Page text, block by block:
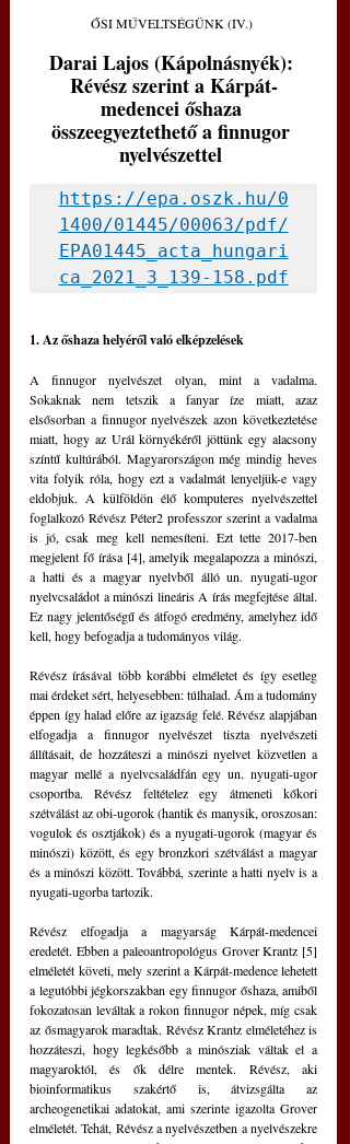
ŐSI MŰVELTSÉGÜNK (IV.)
Darai Lajos (Kápolnásnyék):
Révész szerint a Kárpát-
medencei őshaza
összeegyeztethető a finnugor
nyelvészettel
https://epa.oszk.hu/0
1400/01445/00063/pdf/
EPA01445_acta_hungari
ca_2021_3_139-158.pdf
1. Az őshaza helyéről való elképzelések
A finnugor nyelvészet olyan, mint a vadalma.
Sokaknak nem tetszik a fanyar íze miatt, azaz
elsősorban a finnugor nyelvészek azon következtetése
miatt, hogy az Urál környékéről jöttünk egy alacsony
színtű kultúrából. Magyarországon még mindig heves
vita folyik róla, hogy ezt a vadalmát lenyeljük-e vagy
eldobjuk. A külföldön élő komputeres nyelvészettel
foglalkozó Révész Péter2 professzor szerint a vadalma
is jó, csak meg kell nemesíteni. Ezt tette 2017-ben
megjelent fő írása [4], amelyik megalapozza a minószi,
a hatti és a magyar nyelvből álló un. nyugati-ugor
nyelvcsaládot a minószi lineáris A írás megfejtése által.
Ez nagy jelentőségű és átfogó eredmény, amelyhez idő
kell, hogy befogadja a tudományos világ.
Révész írásával több korábbi elméletet és így esetleg
mai érdeket sért, helyesebben: túlhalad. Ám a tudomány
éppen így halad előre az igazság felé. Révész alapjában
elfogadja a finnugor nyelvészet tiszta nyelvészeti
állításait, de hozzáteszi a minószi nyelvet közvetlen a
magyar mellé a nyelvcsaládfán egy un. nyugati-ugor
csoportba. Révész feltételez egy átmeneti kőkori
szétválást az obi-ugorok (hantik és manysik, oroszosan:
vogulok és osztjákok) és a nyugati-ugorok (magyar és
minószi) között, és egy bronzkori szétválást a magyar
és a minószi között. Továbbá, szerinte a hatti nyelv is a
nyugati-ugorba tartozik.
Révész elfogadja a magyarság Kárpát-medencei
eredetét. Ebben a paleoantropológus Grover Krantz [5]
elméletét követi, mely szerint a Kárpát-medence lehetett
a legutóbbi jégkorszakban egy finnugor őshaza, amiből
fokozatosan leváltak a rokon finnugor népek, míg csak
az ősmagyarok maradtak. Révész Krantz elméletéhez is
hozzáteszi, hogy legkésőbb a minósziak váltak el a
magyaroktól, és ők délre mentek. Révész, aki
bioinformatikus szakértő is, átvizsgálta az
archeogenetikai adatokat, ami szerinte igazolta Grover
elméletét. Tehát, Révész a nyelvészetben a nyelvészekre